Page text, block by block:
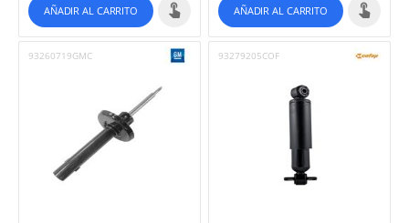
AÑADIR AL CARRITO AÑADIR AL CARRITO
93260719GMC 93279205COF